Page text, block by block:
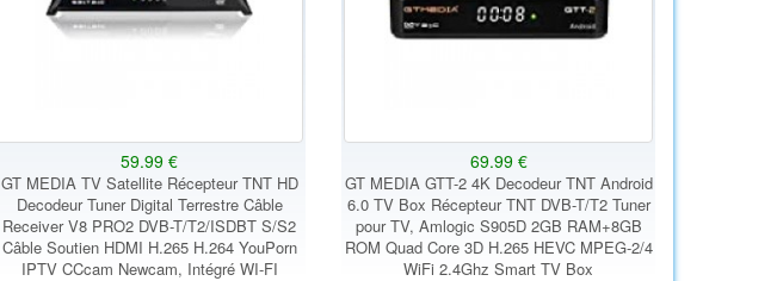
59.99 €
GT MEDIA TV Satellite Récepteur TNT HD
Decodeur Tuner Digital Terrestre Câble
Receiver V8 PRO2 DVB-T/T2/ISDBT S/S2
Câble Soutien HDMI H.265 H.264 YouPorn
IPTV CCcam Newcam, Intégré WI-FI
69.99 €
GT MEDIA GTT-2 4K Decodeur TNT Android
6.0 TV Box Récepteur TNT DVB-T/T2 Tuner
pour TV, Amlogic S905D 2GB RAM+8GB
ROM Quad Core 3D H.265 HEVC MPEG-2/4
WiFi 2.4Ghz Smart TV Box